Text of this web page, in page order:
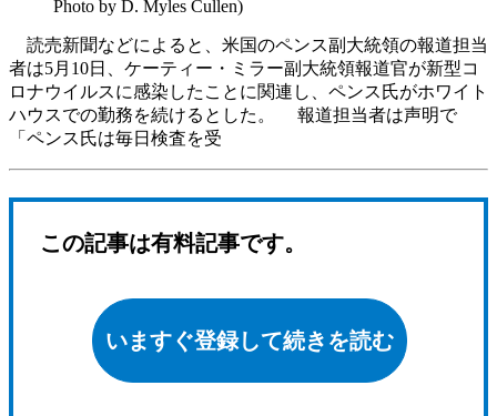
Photo by D. Myles Cullen)
読売新聞などによると、米国のペンス副大統領の報道担当
者は5月10日、ケーティー・ミラー副大統領報道官が新型コ
ロナウイルスに感染したことに関連し、ペンス氏がホワイト
ハウスでの勤務を続けるとした。 報道担当者は声明で
「ペンス氏は毎日検査を受
この記事は有料記事です。
いますぐ登録して続きを読む